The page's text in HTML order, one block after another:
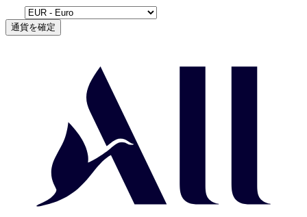
通貨を確定